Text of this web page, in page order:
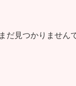
だ見つかりません